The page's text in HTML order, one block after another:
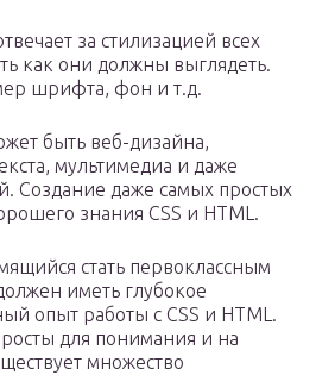
за стилизацией всех
как они должны выглядеть.
шрифта, фон и т.д.
быть веб-дизайна,
мультимедиа и даже
Создание даже самых простых
знания CSS и HTML.
стать первоклассным
иметь глубокое
опыт работы с CSS и HTML.
для понимания и на
множество